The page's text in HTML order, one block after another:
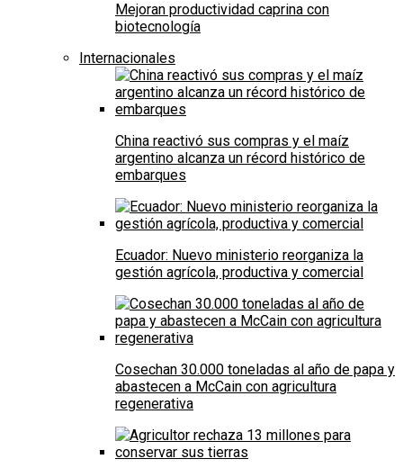
Mejoran productividad caprina con
biotecnología
Internacionales
China reactivó sus compras y el maíz
argentino alcanza un récord histórico de
embarques
Ecuador: Nuevo ministerio reorganiza la
gestión agrícola, productiva y comercial
Cosechan 30.000 toneladas al año de papa y
abastecen a McCain con agricultura
regenerativa